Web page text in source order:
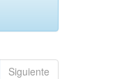
Siguiente